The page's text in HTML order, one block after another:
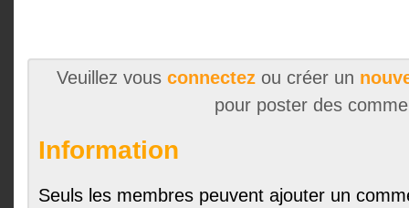
Veuillez vous connectezou créer un
pour poster des
Information
Seuls les membres peuvent ajouter un